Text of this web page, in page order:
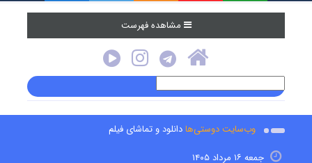
مشاهده فهرست
وب‌سایت دوستی‌هادانلود و تماشای فیلم
جمعه ۱۶ مرداد ۱۴۰۵